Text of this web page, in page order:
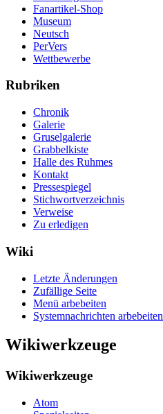
Fanartikel-Shop
Museum
Neutsch
PerVers
Wettbewerbe
Rubriken
Chronik
Galerie
Gruselgalerie
Grabbelkiste
Halle des Ruhmes
Kontakt
Pressespiegel
Stichwortverzeichnis
Verweise
Zu erledigen
Wiki
Letzte Änderungen
Zufällige Seite
Menü arbebeiten
Systemnachrichten arbebeiten
Wikiwerkzeuge
Wikiwerkzeuge
Atom